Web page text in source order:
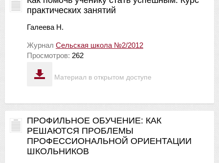
Материал в открытом доступе
практических занятий
Галеева Н.
Журнал Сельская школа №2/2012
Просмотров: 262
ПРОФИЛЬНОЕ ОБУЧЕНИЕ: КАК
РЕШАЮТСЯ ПРОБЛЕМЫ
ПРОФЕССИОНАЛЬНОЙ ОРИЕНТАЦИИ
ШКОЛЬНИКОВ